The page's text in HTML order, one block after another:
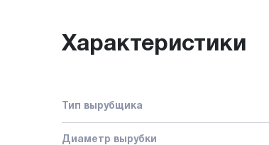
Характеристики
Тип вырубщика
Диаметр вырубки